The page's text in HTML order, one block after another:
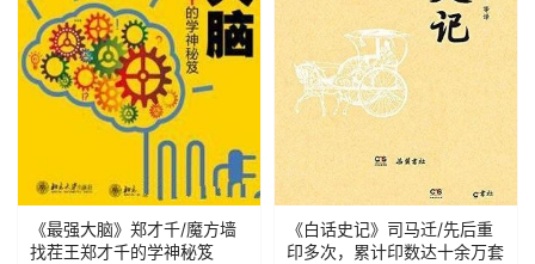
《最强大脑》郑才千/魔方墙
找茬王郑才千的学神秘笈
《白话史记》司马迁/先后重
印多次，累计印数达十余万套